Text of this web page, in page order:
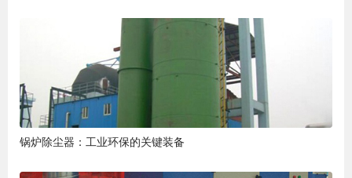
锅炉除尘器：工业环保的关键装备